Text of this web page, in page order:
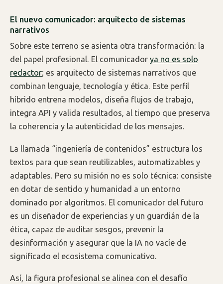
El nuevo comunicador: arquitecto de sistemas
narrativos
Sobre este terreno se asienta otra transformación: la
del papel profesional. El comunicador ya no es solo
redactor; es arquitecto de sistemas narrativos que
combinan lenguaje, tecnología y ética. Este perfil
híbrido entrena modelos, diseña flujos de trabajo,
integra API y valida resultados, al tiempo que preserva
la coherencia y la autenticidad de los mensajes.
La llamada “ingeniería de contenidos” estructura los
textos para que sean reutilizables, automatizables y
adaptables. Pero su misión no es solo técnica: consiste
en dotar de sentido y humanidad a un entorno
dominado por algoritmos. El comunicador del futuro
es un diseñador de experiencias y un guardián de la
ética, capaz de auditar sesgos, prevenir la
desinformación y asegurar que la IA no vacíe de
significado el ecosistema comunicativo.
Así, la figura profesional se alinea con el desafío